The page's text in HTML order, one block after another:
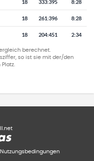
18 333:395 8:28
18 261:396 8:28
18 204:451 2:34
berechnet.
so ist sie mit der/den
Nutzungsbedingungen